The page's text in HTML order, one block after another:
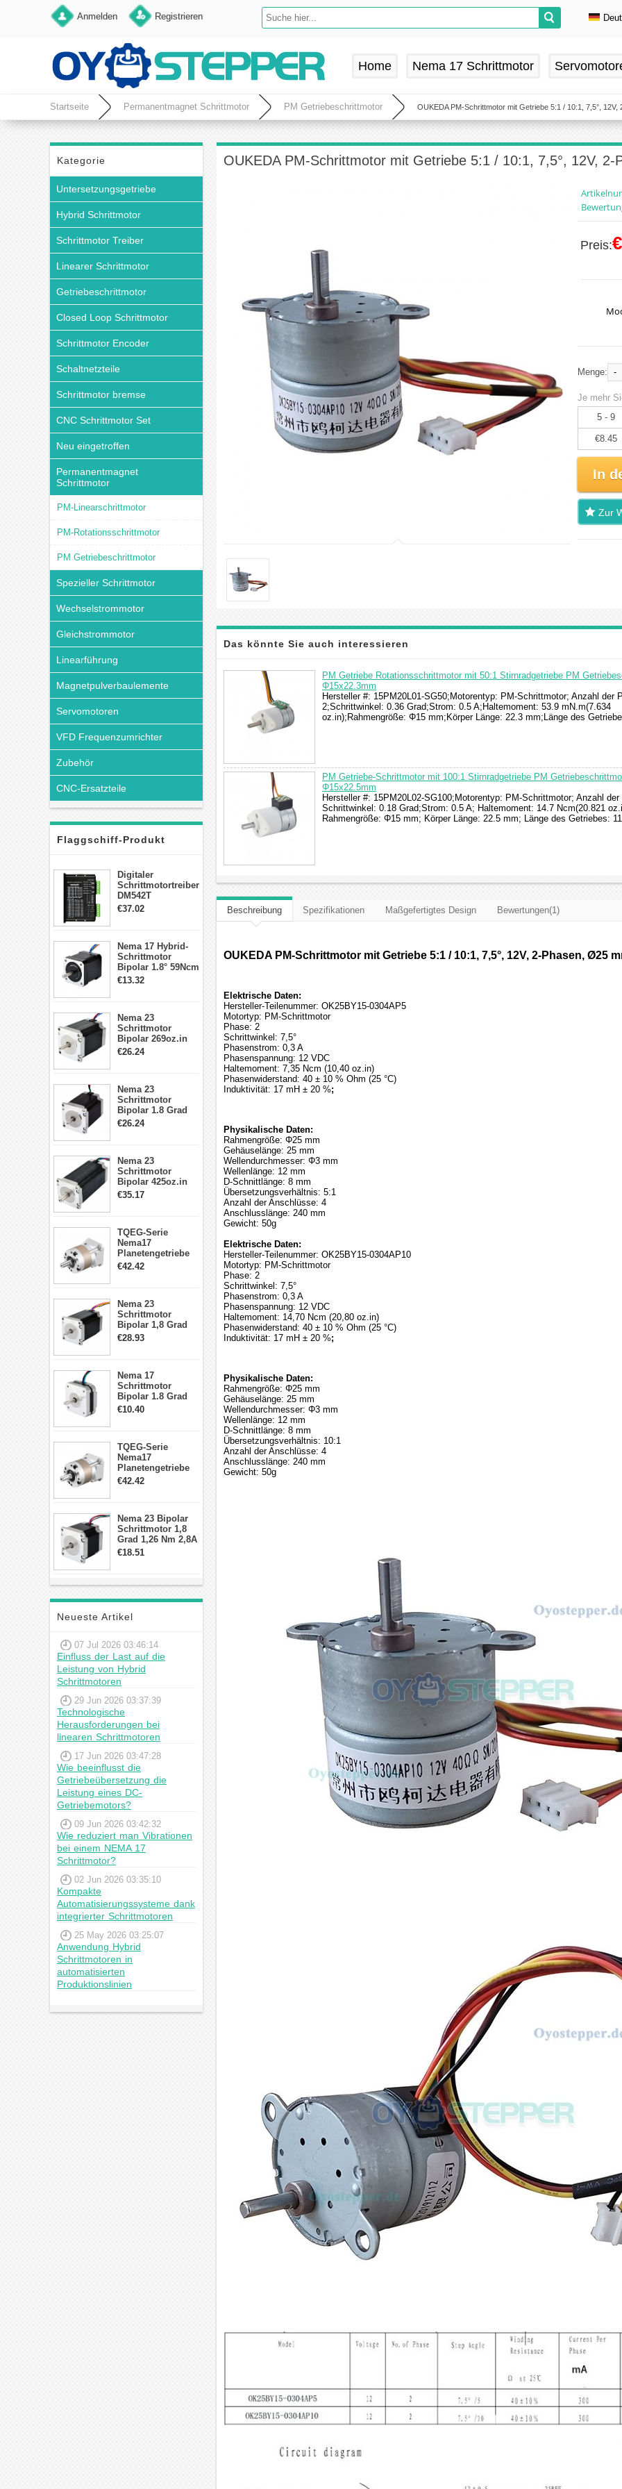
Anmelden Registrieren
Home Nema 17 Schrittmotor
Startseite Permanentmagnet Schrittmotor PM Getriebeschrittmotor OUKEDA PM-Schrittmotor mit Getriebe 5:1 / 10:1, 7,5°,
Kategorie
Untersetzungsgetriebe
Hybrid Schrittmotor
Schrittmotor Treiber
Linearer Schrittmotor
Getriebeschrittmotor
Closed Loop Schrittmotor
Schrittmotor Encoder
Schaltnetzteile
Schrittmotor bremse
CNC Schrittmotor Set
Neu eingetroffen
Permanentmagnet
Schrittmotor
PM-Linearschrittmotor
PM-Rotationsschrittmotor
PM Getriebeschrittmotor
Spezieller Schrittmotor
Wechselstrommotor
Gleichstrommotor
Linearführung
Magnetpulverbaulemente
Servomotoren
VFD Frequenzumrichter
Zubehör
CNC-Ersatzteile
Flaggschiff-Produkt
Digitaler
Schrittmotortreiber
DM542T
Schrittmotor
Schrittmotor
€37.02
Nema 17 Hybrid-
Schrittmotor
Bipolar 1.8° 59Ncm
2A 4 Drähte mit 1m
€13.32
Nema 23
Schrittmotor
Bipolar 269oz.in
2,8A 57x57x76mm
€26.24
Nema 23
Schrittmotor
Bipolar 1.8 Grad
1.9Nm 3A 3.36V 4
€26.24
Nema 23
Schrittmotor
Bipolar 425oz.in
4.2A 57x57x114mm
€35.17
TQEG-Serie
Nema17
Planetengetriebe
5:1 Spiel 15Arc-
€42.42
Nema 23
Schrittmotor
Bipolar 1,8 Grad
2,83Nm 4 A 2,26V
€28.93
Nema 17
Schrittmotor
Bipolar 1.8 Grad
8.7Ncm 1A 3.5V 4
€10.40
TQEG-Serie
Nema17
Planetengetriebe
10:1 Spiel 15Arc-
€42.42
Nema 23 Bipolar
Schrittmotor 1,8
Grad 1,26 Nm 2,8A
2,5V 4 Drähte
€18.51
Neueste Artikel
07 Jul 2026 03:46:14
Einfluss der Last auf die
Leistung von Hybrid
Schrittmotoren
29 Jun 2026 03:37:39
Technologische
Herausforderungen bei
linearen Schrittmotoren
17 Jun 2026 03:47:28
Wie beeinflusst die
Getriebeübersetzung die
Leistung eines DC-
Getriebemotors?
09 Jun 2026 03:42:32
Wie reduziert man Vibrationen
bei einem NEMA 17
Schrittmotor?
02 Jun 2026 03:35:10
Kompakte
Automatisierungssysteme dank
integrierter Schrittmotoren
25 May 2026 03:25:07
Anwendung Hybrid
Schrittmotoren in
automatisierten
Produktionslinien
OUKEDA PM-Schrittmotor mit Getriebe 5:1 / 10:1, 7,5°, 12V,
Preis:
Menge: -
Je mehr
5 - 9
€8.45
In
Zur
Das könnte Sie auch interessieren
PM Getriebe Rotationsschrittmotor mit 50:1 Stirnradgetriebe PM
Φ15x22.3mm
Hersteller #: 15PM20L01-SG50;Motorentyp: PM-Schrittmotor; Anzahl der
2;Schrittwinkel: 0.36 Grad;Strom: 0.5 A;Haltemoment: 53.9 mN.m(7.634
oz.in);Rahmengröße: Φ15 mm;Körper Länge: 22.3 mm;Länge des
PM Getriebe-Schrittmotor mit 100:1 Stirnradgetriebe PM
Φ15x22.5mm
Hersteller #: 15PM20L02-SG100;Motorentyp: PM-Schrittmotor; Anzahl
Schrittwinkel: 0.18 Grad;Strom: 0.5 A; Haltemoment: 14.7 Ncm(20.821
Rahmengröße: Φ15 mm; Körper Länge: 22.5 mm; Länge des Getriebes:
Beschreibung Spezifikationen Maßgefertigtes Design Bewertungen(1)
OUKEDA PM-Schrittmotor mit Getriebe 5:1 / 10:1, 7,5°, 12V, 2-Phasen, Ø25
Elektrische Daten:
Hersteller-Teilenummer: OK25BY15-0304AP5
Motortyp: PM-Schrittmotor
Phase: 2
Schrittwinkel: 7,5°
Phasenstrom: 0,3 A
Phasenspannung: 12 VDC
Haltemoment: 7,35 Ncm (10,40 oz.in)
Phasenwiderstand: 40 ± 10 % Ohm (25 °C)
Induktivität: 17 mH ± 20 %;
Physikalische Daten:
Rahmengröße: Φ25 mm
Gehäuselänge: 25 mm
Wellendurchmesser: Φ3 mm
Wellenlänge: 12 mm
D-Schnittlänge: 8 mm
Übersetzungsverhältnis: 5:1
Anzahl der Anschlüsse: 4
Anschlusslänge: 240 mm
Gewicht: 50g
Elektrische Daten:
Hersteller-Teilenummer: OK25BY15-0304AP10
Motortyp: PM-Schrittmotor
Phase: 2
Schrittwinkel: 7,5°
Phasenstrom: 0,3 A
Phasenspannung: 12 VDC
Haltemoment: 14,70 Ncm (20,80 oz.in)
Phasenwiderstand: 40 ± 10 % Ohm (25 °C)
Induktivität: 17 mH ± 20 %;
Physikalische Daten:
Rahmengröße: Φ25 mm
Gehäuselänge: 25 mm
Wellendurchmesser: Φ3 mm
Wellenlänge: 12 mm
D-Schnittlänge: 8 mm
Übersetzungsverhältnis: 10:1
Anzahl der Anschlüsse: 4
Anschlusslänge: 240 mm
Gewicht: 50g